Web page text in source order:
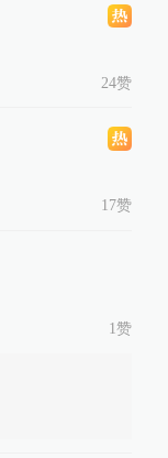
24赞
17赞
1赞